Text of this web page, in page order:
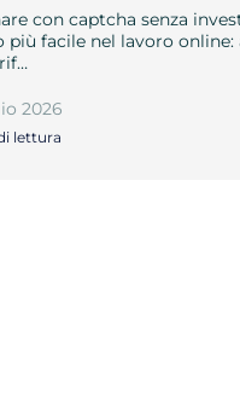
con captcha senza
più facile nel lavoro
2026
lettura